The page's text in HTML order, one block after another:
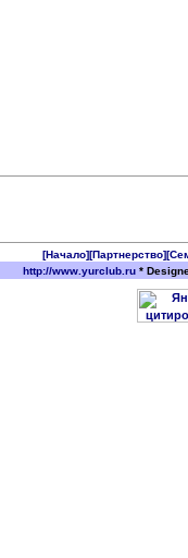
[Начало][Партнерство]
http://www.yurclub.ru *